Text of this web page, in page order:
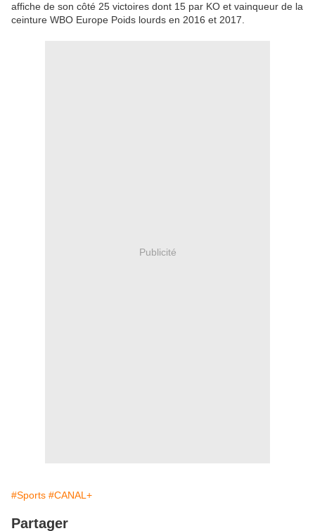
affiche de son côté 25 victoires dont 15 par KO et vainqueur de la
ceinture WBO Europe Poids lourds en 2016 et 2017.
Publicité
#Sports #CANAL+
Partager